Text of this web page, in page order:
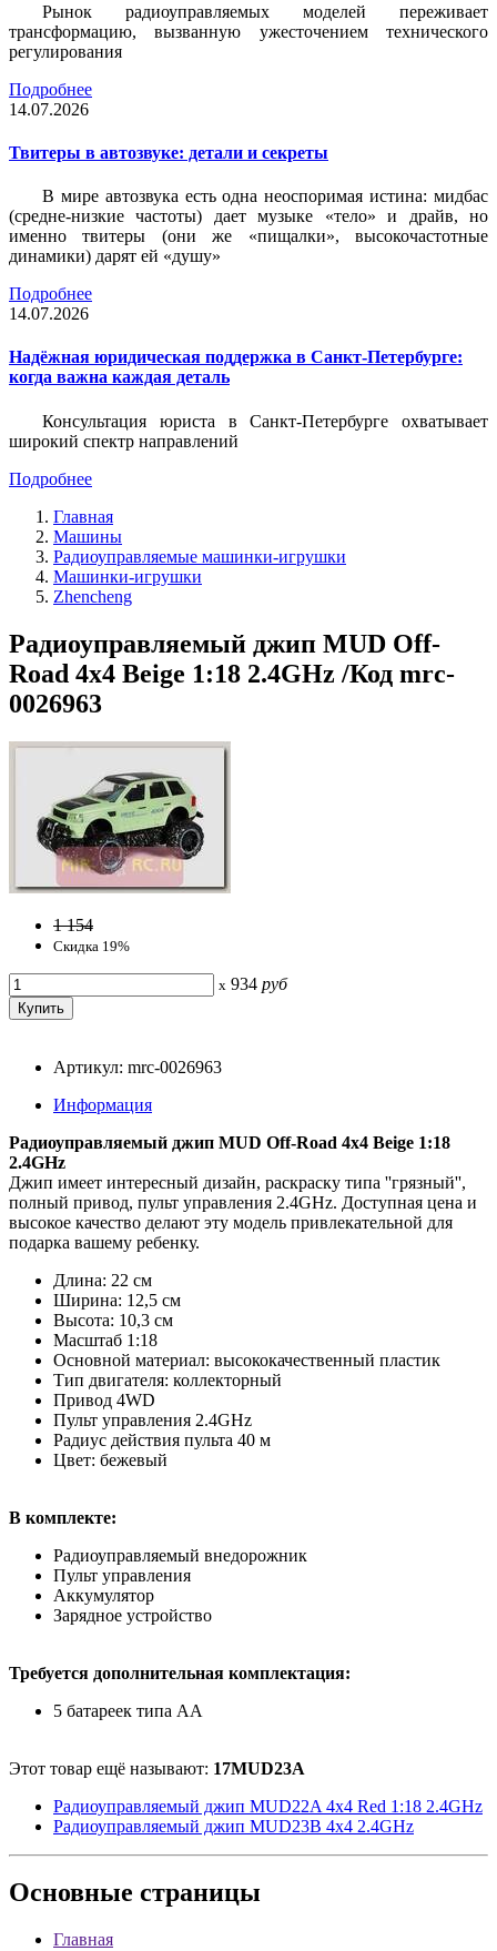
Рынок радиоуправляемых моделей переживает
трансформацию, вызванную ужесточением технического
регулирования
Подробнее
14.07.2026
Твитеры в автозвуке: детали и секреты
В мире автозвука есть одна неоспоримая истина: мидбас
(средне-низкие частоты) дает музыке «тело» и драйв, но
именно твитеры (они же «пищалки», высокочастотные
динамики) дарят ей «душу»
Подробнее
14.07.2026
Надёжная юридическая поддержка в Санкт-Петербурге:
когда важна каждая деталь
Консультация юриста в Санкт-Петербурге охватывает
широкий спектр направлений
Подробнее
Главная
Машины
Радиоуправляемые машинки-игрушки
Машинки-игрушки
Zhencheng
Радиоуправляемый джип MUD Off-
Road 4x4 Beige 1:18 2.4GHz /Код mrc-
0026963
1 154
Скидка 19%
x 934 руб
Артикул: mrc-0026963
Информация
Радиоуправляемый джип MUD Off-Road 4x4 Beige 1:18
2.4GHz
Джип имеет интересный дизайн, раскраску типа ''грязный'',
полный привод, пульт управления 2.4GHz. Доступная цена и
высокое качество делают эту модель привлекательной для
подарка вашему ребенку.
Длина: 22 см
Ширина: 12,5 см
Высота: 10,3 см
Масштаб 1:18
Основной материал: высококачественный пластик
Тип двигателя: коллекторный
Привод 4WD
Пульт управления 2.4GHz
Радиус действия пульта 40 м
Цвет: бежевый
В комплекте:
Радиоуправляемый внедорожник
Пульт управления
Аккумулятор
Зарядное устройство
Требуется дополнительная комплектация:
5 батареек типа АА
Этот товар ещё называют: 17MUD23A
Радиоуправляемый джип MUD22A 4x4 Red 1:18 2.4GHz
Радиоуправляемый джип MUD23B 4x4 2.4GHz
Основные страницы
Главная